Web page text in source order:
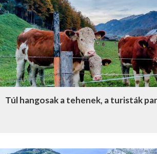
Túl hangosak a tehenek, a turisták